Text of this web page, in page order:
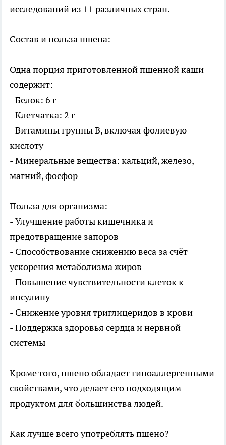
исследований из 11 различных стран.
Состав и польза пшена:
Одна порция приготовленной пшенной каши
содержит:
- Белок: 6 г
- Клетчатка: 2 г
- Витамины группы B, включая фолиевую
кислоту
- Минеральные вещества: кальций, железо,
магний, фосфор
Польза для организма:
- Улучшение работы кишечника и
предотвращение запоров
- Способствование снижению веса за счёт
ускорения метаболизма жиров
- Повышение чувствительности клеток к
инсулину
- Снижение уровня триглицеридов в крови
- Поддержка здоровья сердца и нервной
системы
Кроме того, пшено обладает гипоаллергенными
свойствами, что делает его подходящим
продуктом для большинства людей.
Как лучше всего употреблять пшено?